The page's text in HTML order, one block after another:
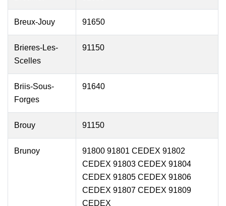
Breux-Jouy 91650
Brieres-Les-
Scelles
91150
Briis-Sous-
Forges
91640
Brouy 91150
Brunoy
91800 91801 CEDEX 91802
CEDEX 91803 CEDEX 91804
CEDEX 91805 CEDEX 91806
CEDEX 91807 CEDEX 91809
CEDEX